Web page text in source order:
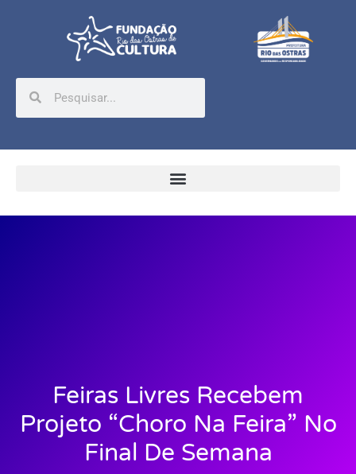
Feiras Livres Recebem
Projeto “Choro Na Feira” No
Final De Semana